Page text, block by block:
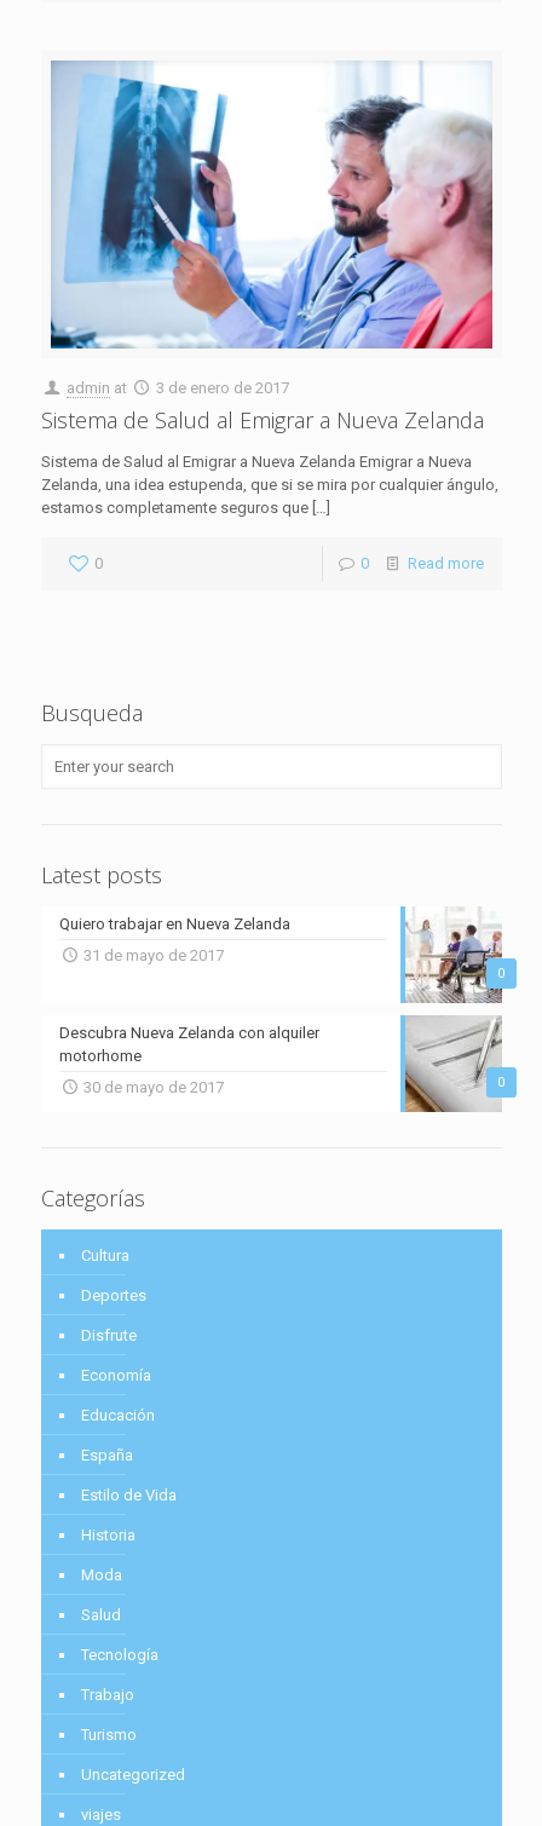
admin at 3 de enero de 2017
Sistema de Salud al Emigrar a Nueva Zelanda
Sistema de Salud al Emigrar a Nueva Zelanda Emigrar a Nueva
Zelanda, una idea estupenda, que si se mira por cualquier ángulo,
estamos completamente seguros que[…]
0 0 Read more
Busqueda
Latest posts
0
Quiero trabajar en Nueva Zelanda
31 de mayo de 2017
0
Descubra Nueva Zelanda con alquiler
motorhome
30 de mayo de 2017
Categorías
Cultura
Deportes
Disfrute
Economía
Educación
España
Estilo de Vida
Historia
Moda
Salud
Tecnología
Trabajo
Turismo
Uncategorized
viajes